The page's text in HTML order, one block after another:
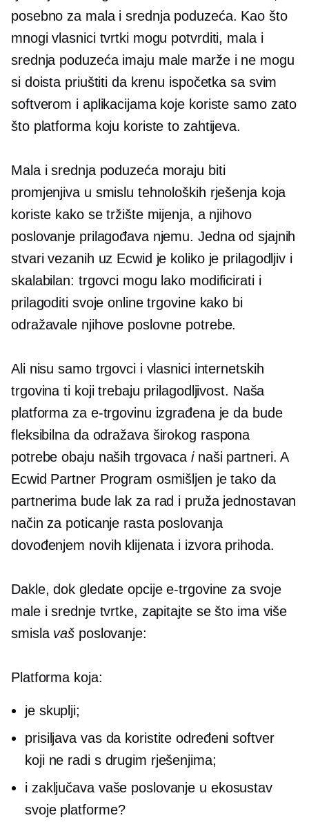
posebno za mala i srednja poduzeća. Kao što
mnogi vlasnici tvrtki mogu potvrditi, mala i
srednja poduzeća imaju male marže i ne mogu
si doista priuštiti da krenu ispočetka sa svim
softverom i aplikacijama koje koriste samo zato
što platforma koju koriste to zahtijeva.
Mala i srednja poduzeća moraju biti
promjenjiva u smislu tehnoloških rješenja koja
koriste kako se tržište mijenja, a njihovo
poslovanje prilagođava njemu. Jedna od sjajnih
stvari vezanih uz Ecwid je koliko je prilagodljiv i
skalabilan: trgovci mogu lako modificirati i
prilagoditi svoje online trgovine kako bi
odražavale njihove poslovne potrebe.
Ali nisu samo trgovci i vlasnici internetskih
trgovina ti koji trebaju prilagodljivost. Naša
platforma za e-trgovinu izgrađena je da bude
fleksibilna da odražava širokog raspona
potrebe obaju naših trgovacainaši partneri. A
Ecwid Partner Program osmišljen je tako da
partnerima bude lak za rad i pruža jednostavan
način za poticanje rasta poslovanja
dovođenjem novih klijenata i izvora prihoda.
Dakle, dok gledate opcije e-trgovine za svoje
male i srednje tvrtke, zapitajte se što ima više
smisla vaš poslovanje:
Platforma koja:
je skuplji;
prisiljava vas da koristite određeni softver
koji ne radi s drugim rješenjima;
i zaključava vaše poslovanje u ekosustav
svoje platforme?